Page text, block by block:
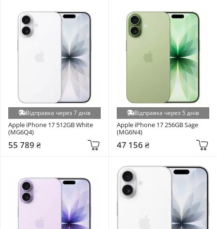
Відправка через 7 днів
Apple iPhone 17 512GB White
(MG6Q4)
55 789 ₴
Відправка через 5 днів
Apple iPhone 17 256GB Sage
(MG6N4)
47 156 ₴